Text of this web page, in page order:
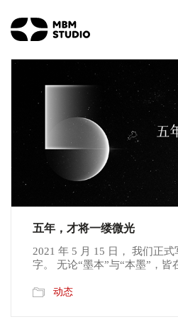
五年，才将一缕微光
2021 年 5 月 15 日， 我们正
字。 无论“墨本”与“本墨”，
动态